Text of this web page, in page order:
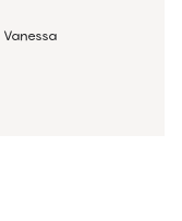
Vanessa